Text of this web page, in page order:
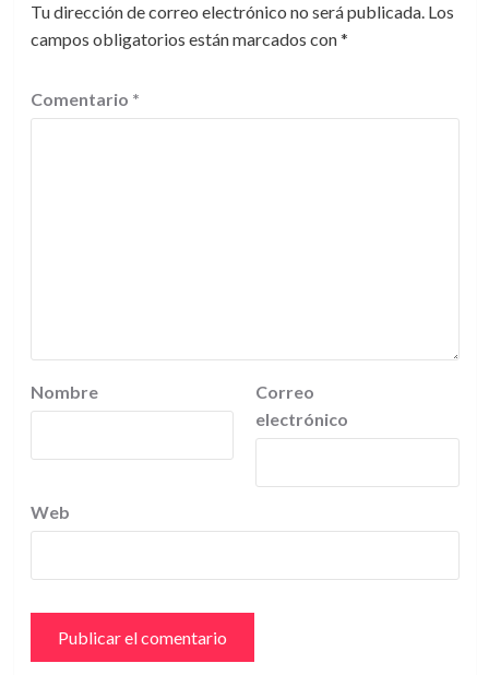
Tu dirección de correo electrónico no será publicada. Los
campos obligatorios están marcados con*
Comentario *
Nombre
Correo
electrónico
Web